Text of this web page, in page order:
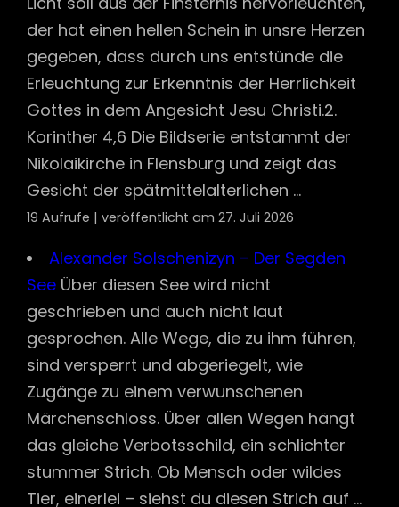
der hat einen hellen Schein in unsre Herzen
gegeben, dass durch uns entstünde die
Erleuchtung zur Erkenntnis der Herrlichkeit
Gottes in dem Angesicht Jesu Christi.2.
Korinther 4,6 Die Bildserie entstammt der
Nikolaikirche in Flensburg und zeigt das
Gesicht der spätmittelalterlichen ...
19 Aufrufe | veröffentlicht am 27. Juli 2026
Alexander Solschenizyn – Der Segden
See Über diesen See wird nicht
geschrieben und auch nicht laut
gesprochen. Alle Wege, die zu ihm führen,
sind versperrt und abgeriegelt, wie
Zugänge zu einem verwunschenen
Märchenschloss. Über allen Wegen hängt
das gleiche Verbotsschild, ein schlichter
stummer Strich. Ob Mensch oder wildes
Tier, einerlei – siehst du diesen Strich auf ...